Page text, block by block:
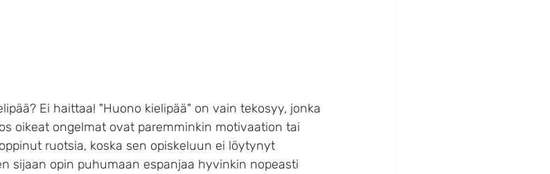
Ei haittaa! "Huono kielipää" on vain tekosyy, jonka
oikeat ongelmat ovat paremminkin motivaation tai
ruotsia, koska sen opiskeluun ei löytynyt
sijaan opin puhumaan espanjaa hyvinkin nopeasti